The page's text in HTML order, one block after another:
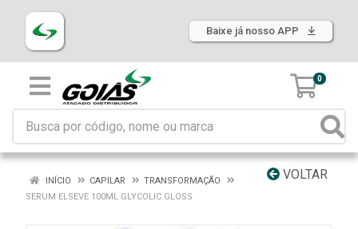
Baixe já nosso APP
0
VOLTAR
INÍCIO CAPILAR
TRANSFORMAÇÃO
SERUM ELSEVE 100ML GLYCOLIC GLOSS